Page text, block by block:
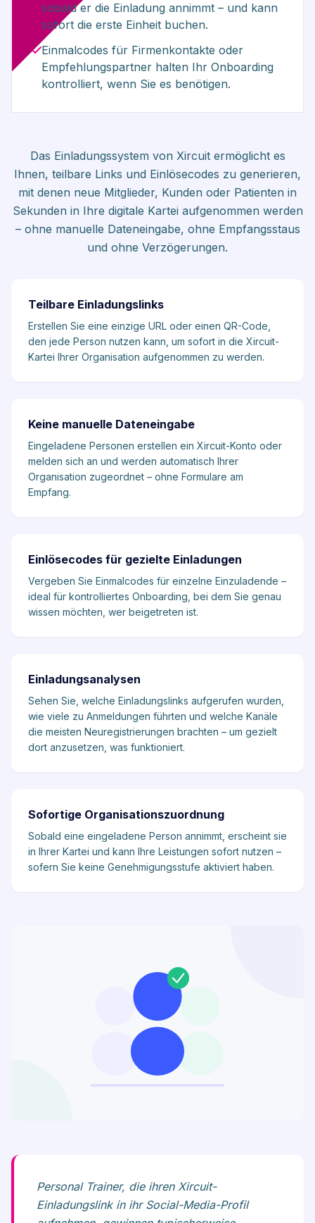
sobald er die Einladung annimmt – und kann
sofort die erste Einheit buchen.
Einmalcodes für Firmenkontakte oder
Empfehlungspartner halten Ihr Onboarding
kontrolliert, wenn Sie es benötigen.
Das Einladungssystem von Xircuit ermöglicht es
Ihnen, teilbare Links und Einlösecodes zu generieren,
mit denen neue Mitglieder, Kunden oder Patienten in
Sekunden in Ihre digitale Kartei aufgenommen werden
– ohne manuelle Dateneingabe, ohne Empfangsstaus
und ohne Verzögerungen.
Teilbare Einladungslinks
Erstellen Sie eine einzige URL oder einen QR-Code,
den jede Person nutzen kann, um sofort in die Xircuit-
Kartei Ihrer Organisation aufgenommen zu werden.
Keine manuelle Dateneingabe
Eingeladene Personen erstellen ein Xircuit-Konto oder
melden sich an und werden automatisch Ihrer
Organisation zugeordnet – ohne Formulare am
Empfang.
Einlösecodes für gezielte Einladungen
Vergeben Sie Einmalcodes für einzelne Einzuladende –
ideal für kontrolliertes Onboarding, bei dem Sie genau
wissen möchten, wer beigetreten ist.
Einladungsanalysen
Sehen Sie, welche Einladungslinks aufgerufen wurden,
wie viele zu Anmeldungen führten und welche Kanäle
die meisten Neuregistrierungen brachten – um gezielt
dort anzusetzen, was funktioniert.
Sofortige Organisationszuordnung
Sobald eine eingeladene Person annimmt, erscheint sie
in Ihrer Kartei und kann Ihre Leistungen sofort nutzen –
sofern Sie keine Genehmigungsstufe aktiviert haben.
Personal Trainer, die ihren Xircuit-
Einladungslink in ihr Social-Media-Profil